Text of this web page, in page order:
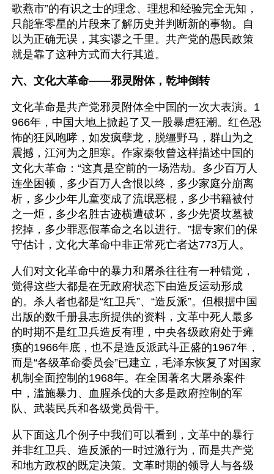
歌燕市”的有识之士的理念、理想和经验完全无知，
只能靠零星的片段来了解历史并判断新的事物。自
以为正确无误，其实谬之千里。共产党的愚民政策
就是靠了这种方式而大行其道。
六、文化大革命——邪灵附体，乾坤倒转
文化革命是共产党邪灵附体全中国的一次大表演。1
966年，中国大地上掀起了又一股暴虐狂潮。红色恐
怖的狂风咆哮，如发疯孽龙，脱缰野马，群山为之
震撼，江河为之胆寒。作家秦牧曾这样描述中国的
文化大革命：“这真是空前的一场浩劫。多少百万人
连坐困顿，多少百万人含恨以终，多少家庭分崩离
析，多少少年儿童变成了流氓恶棍，多少书籍被付
之一炬，多少名胜古迹横遭破坏，多少先贤坟墓被
挖掉，多少罪恶假革命之名以进行。”据专家们的保
守估计，文化大革命中非正常死亡者达773万人。
人们对文化革命中的暴力和屠杀往往有一种错觉，
觉得这些大都是在无政府状态下由造反运动形成
的。杀人者也都是“红卫兵”、“造反派”。但根据中国
出版的数千册县志所提供的资料，文革中死人最多
的时期不是红卫兵造反有理，中央各级政府处于瘫
痪的1966年底，也不是造反派武斗正盛的1967年，
而是“各级革命委员会”已建立，毛泽东恢复了对国家
机制全面控制的1968年。在全国著名大屠杀案件
中，滥施暴力、血腥杀伐的大多是政府控制的军
队、武装民兵和各级党员骨干。
从下面这几个例子中我们可以看到，文革中的暴行
并非红卫兵、造反派的一时过激行为，而是共产党
和地方政权的既定决策。文革时期的领导人与各级